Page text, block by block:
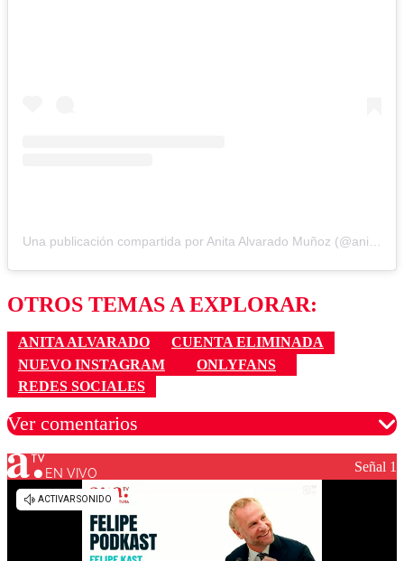
Una publicación compartida por Anita Alvarado Muñoz (@anitaalvarado2.0)
OTROS TEMAS A EXPLORAR:
ANITA ALVARADO
CUENTA ELIMINADA
NUEVO INSTAGRAM
ONLYFANS
REDES SOCIALES
Ver comentarios
Los comentarios son moderados para garantizar un
diálogo respetuoso.
EN VIVO Señal 1